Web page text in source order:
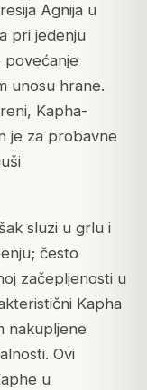
Agnija u
pri jedenju
unosu hrane.
Kapha-
je za probavne
sluzi u grlu i
često
začepljenosti u
Kapha
nakupljene
Ovi
u